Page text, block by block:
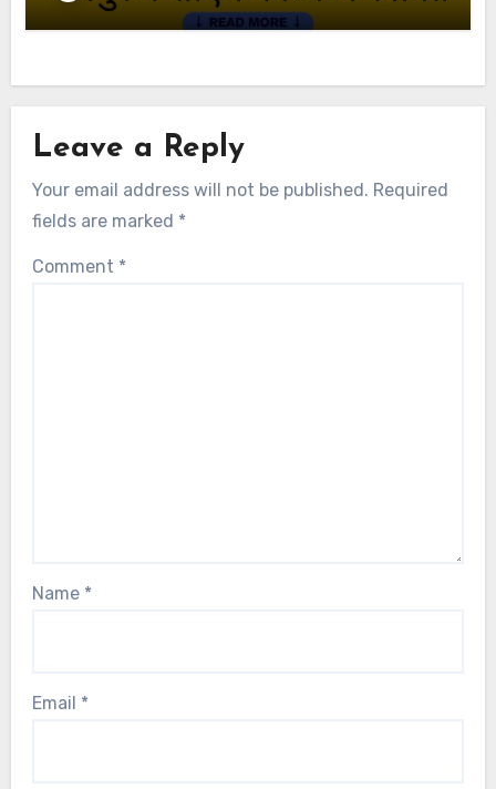
Leave a Reply
Your email address will not be published. Required
fields are marked *
Comment *
Name *
Email *